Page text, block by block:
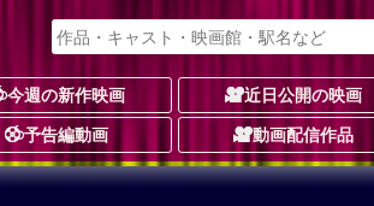
今週の新作映画 近日公開の映画
予告編動画 動画配信作品